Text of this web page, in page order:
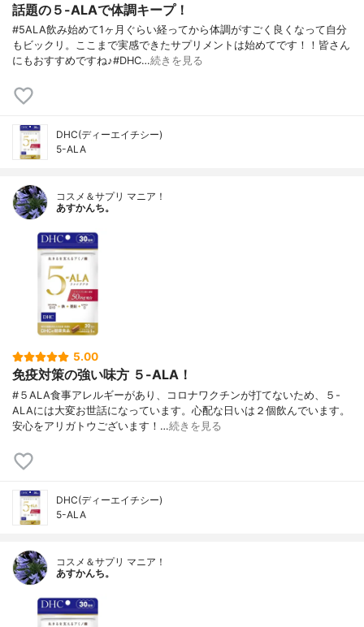
話題の５-ALAで体調キープ！
#5ALA飲み始めて1ヶ月ぐらい経ってから体調がすごく良くなって自分
もビックリ。ここまで実感できたサプリメントは始めてです！！皆さん
にもおすすめですね♪#DHC…続きを見る
DHC(ディーエイチシー)
5-ALA
コスメ＆サプリ マニア！
あすかんち。
5.00
免疫対策の強い味方 ５-ALA！
#５ALA食事アレルギーがあり、コロナワクチンが打てないため、５-
ALAには大変お世話になっています。心配な日いは２個飲んでいます。
安心をアリガトウございます！…続きを見る
DHC(ディーエイチシー)
5-ALA
コスメ＆サプリ マニア！
あすかんち。